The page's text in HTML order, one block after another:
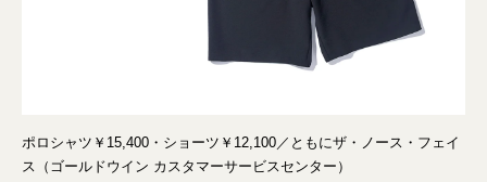
ポロシャツ￥15,400・ショーツ￥12,100／ともにザ・ノース・フェイ
ス（ゴールドウイン カスタマーサービスセンター）